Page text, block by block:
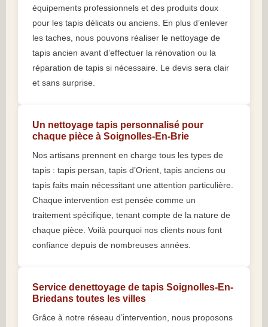
équipements professionnels et des produits doux
pour les tapis délicats ou anciens. En plus d’enlever
les taches, nous pouvons réaliser le nettoyage de
tapis ancien avant d’effectuer la rénovation ou la
réparation de tapis si nécessaire. Le devis sera clair
et sans surprise.
Un nettoyage tapis personnalisé pour
chaque pièce à Soignolles-En-Brie
Nos artisans prennent en charge tous les types de
tapis : tapis persan, tapis d’Orient, tapis anciens ou
tapis faits main nécessitant une attention particulière.
Chaque intervention est pensée comme un
traitement spécifique, tenant compte de la nature de
chaque pièce. Voilà pourquoi nos clients nous font
confiance depuis de nombreuses années.
Service denettoyage de tapis Soignolles-En-
Briedans toutes les villes
Grâce à notre réseau d’intervention, nous proposons